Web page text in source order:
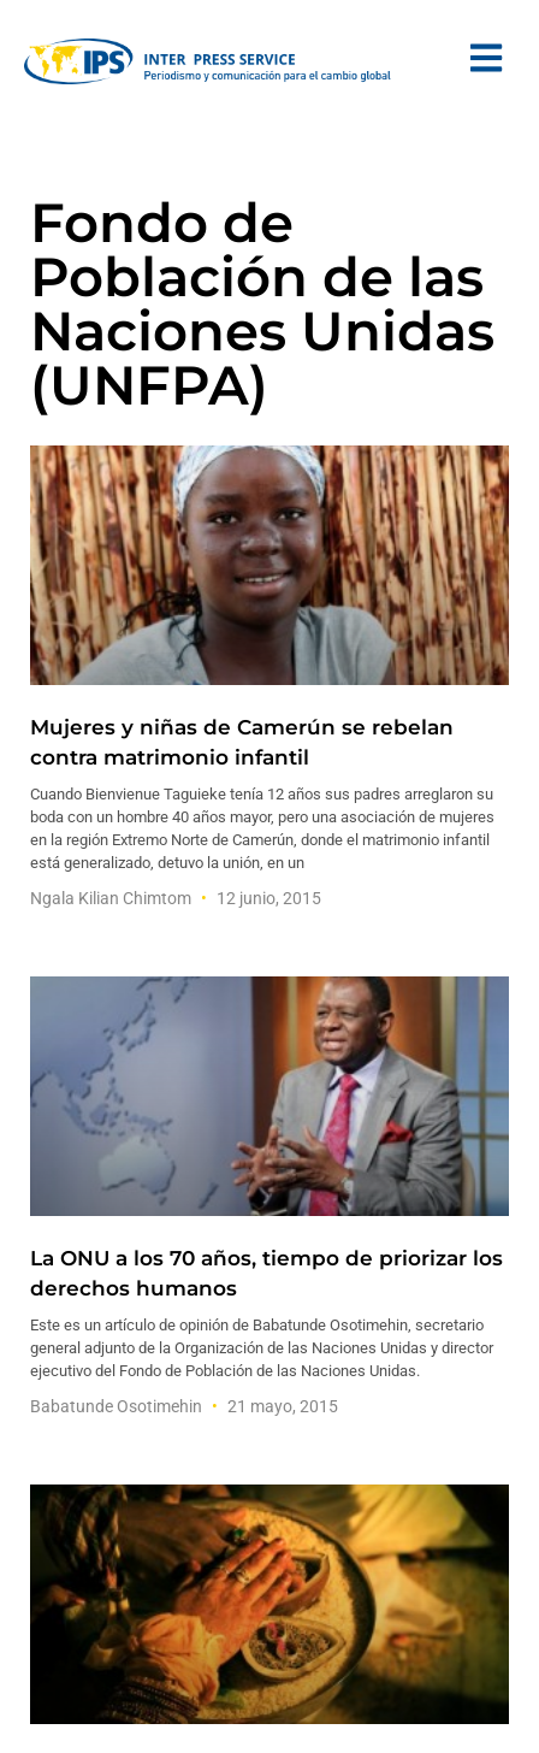
Fondo de
Población de las
Naciones Unidas
(UNFPA)
Mujeres y niñas de Camerún se rebelan
contra matrimonio infantil
Cuando Bienvienue Taguieke tenía 12 años sus padres arreglaron su
boda con un hombre 40 años mayor, pero una asociación de mujeres
en la región Extremo Norte de Camerún, donde el matrimonio infantil
está generalizado, detuvo la unión, en un
Ngala Kilian Chimtom 12 junio, 2015
La ONU a los 70 años, tiempo de priorizar los
derechos humanos
Este es un artículo de opinión de Babatunde Osotimehin, secretario
general adjunto de la Organización de las Naciones Unidas y director
ejecutivo del Fondo de Población de las Naciones Unidas.
Babatunde Osotimehin 21 mayo, 2015